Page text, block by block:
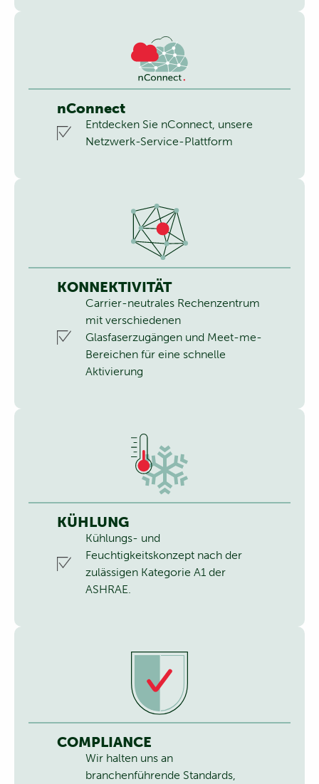
nConnect
Entdecken Sie nConnect, unsere
Netzwerk-Service-Plattform
KONNEKTIVITÄT
Carrier-neutrales Rechenzentrum
mit verschiedenen
Glasfaserzugängen und Meet-me-
Bereichen für eine schnelle
Aktivierung
KÜHLUNG
Kühlungs- und
Feuchtigkeitskonzept nach der
zulässigen Kategorie A1 der
ASHRAE.
COMPLIANCE
Wir halten uns an
branchenführende Standards,